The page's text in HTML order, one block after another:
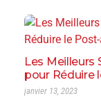
Les Meilleurs
pour Réduire
janvier 13, 2023